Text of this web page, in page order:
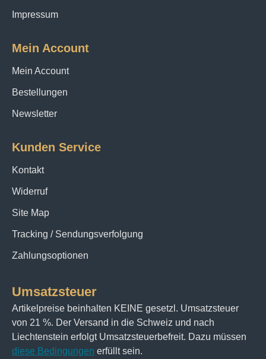
Impressum
Mein Account
Mein Account
Bestellungen
Newsletter
Kunden Service
Kontakt
Widerruf
Site Map
Tracking / Sendungsverfolgung
Zahlungsoptionen
Umsatzsteuer
Artikelpreise beinhalten KEINE gesetzl. Umsatzsteuer
von 21 %. Der Versand in die Schweiz und nach
Liechtenstein erfolgt Umsatzsteuerbefreit. Dazu müssen
diese Bedingungen erfüllt sein.